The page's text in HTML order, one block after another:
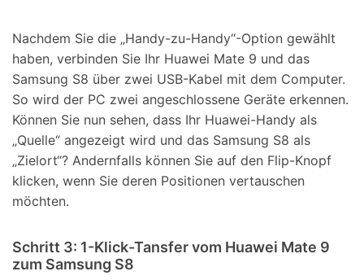
Nachdem Sie die „Handy-zu-Handy“-Option gewählt
haben, verbinden Sie Ihr Huawei Mate 9 und das
Samsung S8 über zwei USB-Kabel mit dem Computer.
So wird der PC zwei angeschlossene Geräte erkennen.
Können Sie nun sehen, dass Ihr Huawei-Handy als
„Quelle“ angezeigt wird und das Samsung S8 als
„Zielort“? Andernfalls können Sie auf den Flip-Knopf
klicken, wenn Sie deren Positionen vertauschen
möchten.
Schritt 3: 1-Klick-Tansfer vom Huawei Mate 9
zum Samsung S8